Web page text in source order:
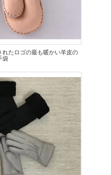
たロゴの最も暖かい羊皮の
袋